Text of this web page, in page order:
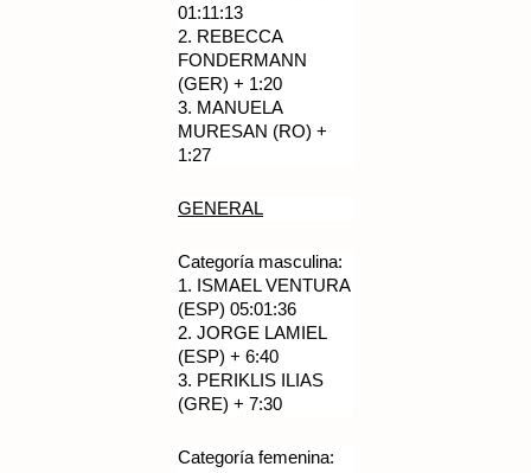
01:11:13
2. REBECCA
FONDERMANN
(GER) + 1:20
3. MANUELA
MURESAN (RO) +
1:27
GENERAL
Categoría masculina:
1.
ISMAEL VENTURA
(ESP) 05:01:36
2. JORGE LAMIEL
(ESP) + 6:40
3. PERIKLIS ILIAS
(GRE) + 7:30
Categoría femenina: